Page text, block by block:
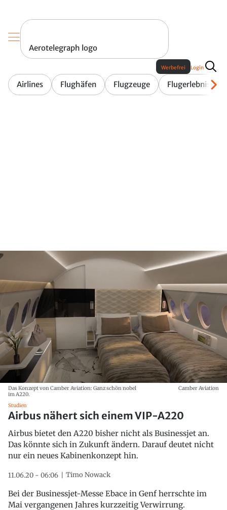
Aerotelegraph logo
Airlines Flughäfen Flugzeuge Flugerlebnis
Werbefrei Login
Das Konzept von Camber Aviation: Ganz schön nobel
im A220.
Camber Aviation
Studien
Airbus nähert sich einem VIP-A220
Airbus bietet den A220 bisher nicht als Businessjet an.
Das könnte sich in Zukunft ändern. Darauf deutet nicht
nur ein neues Kabinenkonzept hin.
11.06.20 - 06:06 Timo Nowack
Bei der Businessjet-Messe Ebace in Genf herrschte im
Mai vergangenen Jahres kurzzeitig Verwirrung.